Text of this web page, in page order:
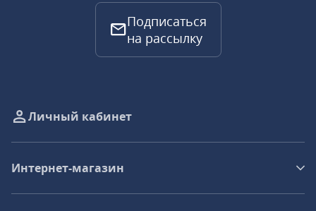
Подписаться
на рассылку
Личный кабинет
Интернет-магазин